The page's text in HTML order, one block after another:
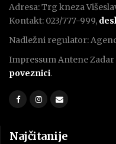
Adresa: Trg kneza
Kontakt: 023/777-999,
Nadležni regulator:
Impressum Antene
poveznici.
Najčitanije